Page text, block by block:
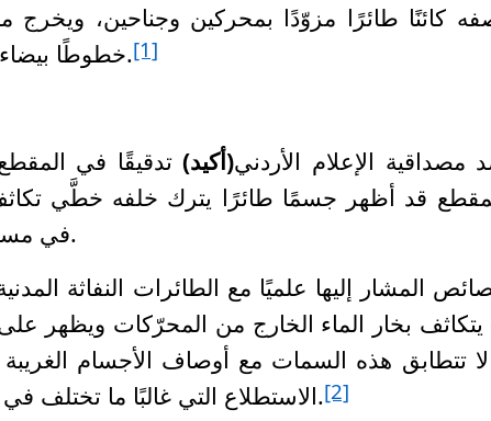
كائنًا طائرًا مزوّدًا بمحركين وجناحين،
خطوطًا بيضاء كثيفة في طبقات الجو العليا.[1]
الإعلام الأردني(أكيد)تدقيقًا في
قد أظهر جسمًا طائرًا يترك خلفه خطَّي
في مسار مستقيم وعلى ارتفاع عالٍ.
المشار إليها علميًا مع الطائرات النفاثة
يتكاثف بخار الماء الخارج من المحرّكات ويظهر
تتطابق هذه السمات مع أوصاف الأجسام
الاستطلاع التي غالبًا ما تختلف في مساراتها وخصائصها البصرية.[2]